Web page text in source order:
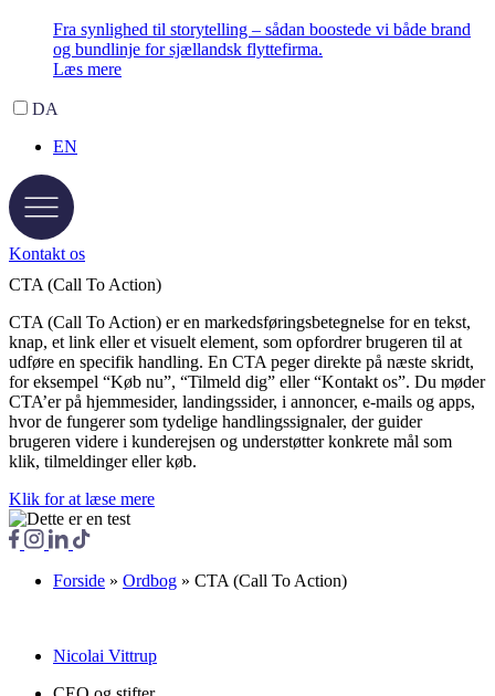
Fra synlighed til storytelling – sådan boostede vi både brand
og bundlinje for sjællandsk flyttefirma.
Læs mere
DA
EN
Kontakt os
CTA (Call To Action)
CTA (Call To Action) er en markedsføringsbetegnelse for en tekst,
knap, et link eller et visuelt element, som opfordrer brugeren til at
udføre en specifik handling. En CTA peger direkte på næste skridt,
for eksempel “Køb nu”, “Tilmeld dig” eller “Kontakt os”. Du møder
CTA’er på hjemmesider, landingssider, i annoncer, e-mails og apps,
hvor de fungerer som tydelige handlingssignaler, der guider
brugeren videre i kunderejsen og understøtter konkrete mål som
klik, tilmeldinger eller køb.
Klik for at læse mere
Forside » Ordbog » CTA (Call To Action)
Nicolai Vittrup